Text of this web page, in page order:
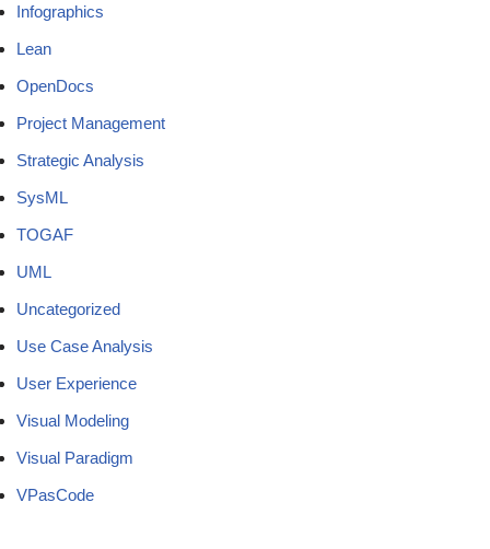
Infographics
Lean
OpenDocs
Project Management
Strategic Analysis
SysML
TOGAF
UML
Uncategorized
Use Case Analysis
User Experience
Visual Modeling
Visual Paradigm
VPasCode